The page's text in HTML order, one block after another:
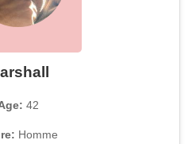
42
Homme